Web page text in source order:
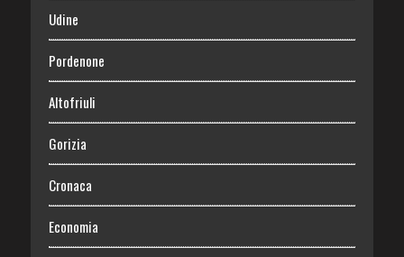
Udine
Pordenone
Altofriuli
Gorizia
Cronaca
Economia